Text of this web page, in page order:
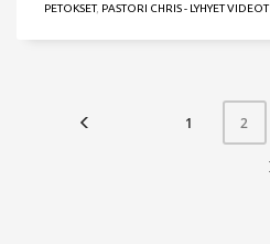
PETOKSET, PASTORI CHRIS - LYHYET VIDEOT
1 2